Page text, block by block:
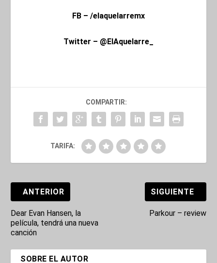
FB – /elaquelarremx
Twitter – @ElAquelarre_
COMPARTIR:
TARIFA:
ANTERIOR
Dear Evan Hansen, la
película, tendrá una nueva
canción
SIGUIENTE
Parkour – review
SOBRE EL AUTOR